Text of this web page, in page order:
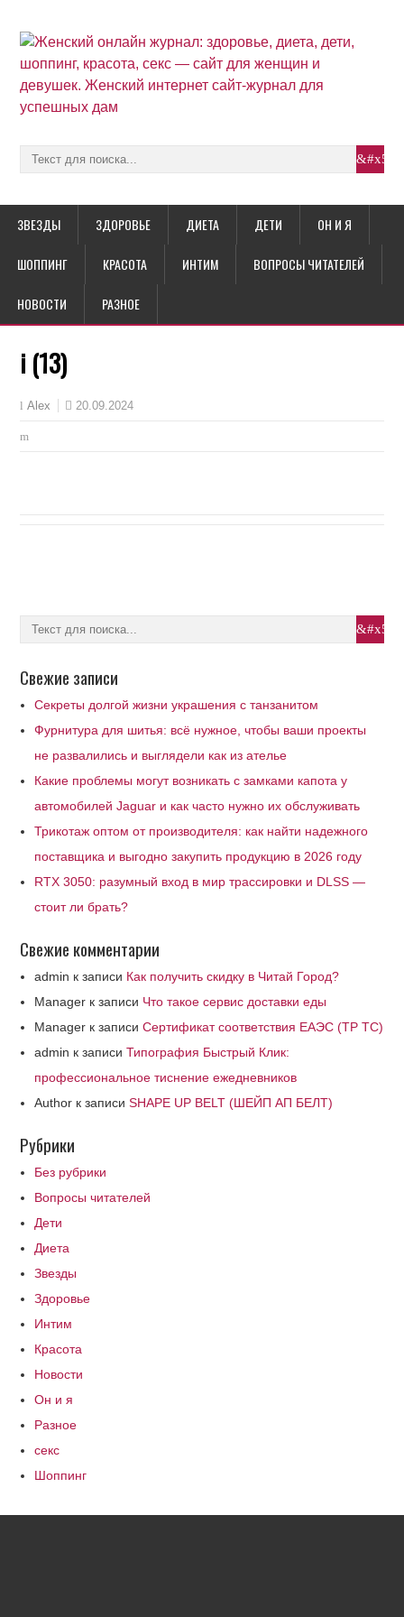
ЗВЕЗДЫ ЗДОРОВЬЕ ДИЕТА ДЕТИ ОН И Я
ШОППИНГ КРАСОТА ИНТИМ ВОПРОСЫ ЧИТАТЕЛЕЙ
НОВОСТИ РАЗНОЕ
i (13)
Alex 20.09.2024
Свежие записи
Секреты долгой жизни украшения с танзанитом
Фурнитура для шитья: всё нужное, чтобы ваши проекты
не развалились и выглядели как из ателье
Какие проблемы могут возникать с замками капота у
автомобилей Jaguar и как часто нужно их обслуживать
Трикотаж оптом от производителя: как найти надежного
поставщика и выгодно закупить продукцию в 2026 году
RTX 3050: разумный вход в мир трассировки и DLSS —
стоит ли брать?
Свежие комментарии
admin к записи Как получить скидку в Читай Город?
Manager к записи Что такое сервис доставки еды
Manager к записиСертификат соответствия ЕАЭС (ТР ТС)
admin к записиТипография Быстрый Клик:
профессиональное тиснение ежедневников
Author к записиSHAPE UP BELT (ШЕЙП АП БЕЛТ)
Рубрики
Без рубрики
Вопросы читателей
Дети
Диета
Звезды
Здоровье
Интим
Красота
Новости
Он и я
Разное
секс
Шоппинг